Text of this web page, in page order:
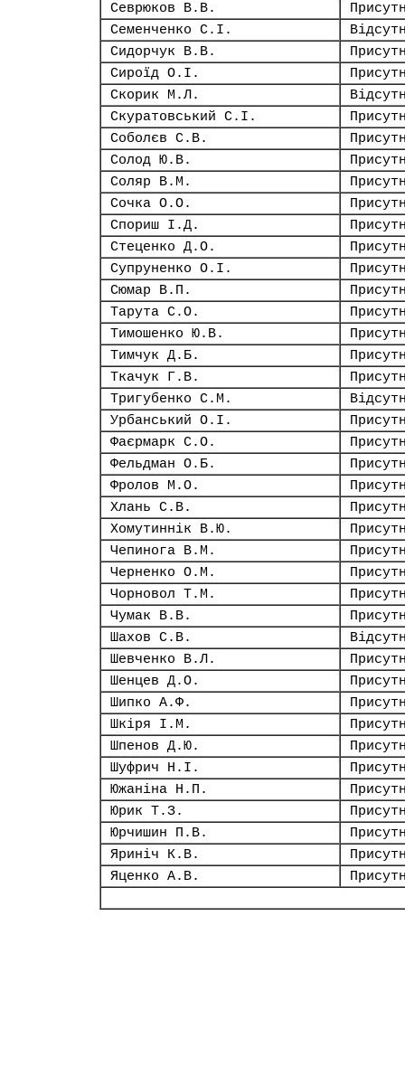
Севрюков В.В.
Семенченко С.І.
Сидорчук В.В.
Сироїд О.І.
Скорик М.Л.
Скуратовський С.І.
Соболєв С.В.
Солод Ю.В.
Соляр В.М.
Сочка О.О.
Спориш І.Д.
Стеценко Д.О.
Супруненко О.І.
Сюмар В.П.
Тарута С.О.
Тимошенко Ю.В.
Тимчук Д.Б.
Ткачук Г.В.
Тригубенко С.М.
Урбанський О.І.
Фаєрмарк С.О.
Фельдман О.Б.
Фролов М.О.
Хлань С.В.
Хомутиннік В.Ю.
Чепинога В.М.
Черненко О.М.
Чорновол Т.М.
Чумак В.В.
Шахов С.В.
Шевченко В.Л.
Шенцев Д.О.
Шипко А.Ф.
Шкіря І.М.
Шпенов Д.Ю.
Шуфрич Н.І.
Южаніна Н.П.
Юрик Т.З.
Юрчишин П.В.
Яриніч К.В.
Яценко А.В.